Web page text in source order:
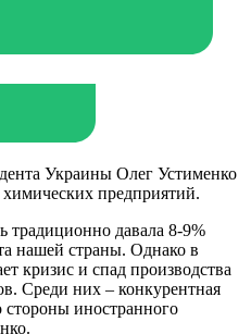
Украины Олег Устименко
химических предприятий.
давала 8-9%
нашей страны. Однако в
кризис и спад производства
Среди них – конкурентная
иностранного